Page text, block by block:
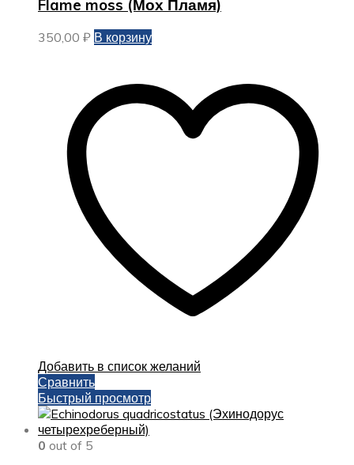
Flame moss (Мох Пламя)
350,00 ₽ В корзину
Добавить в список желаний
Сравнить
Быстрый просмотр
0 out of 5